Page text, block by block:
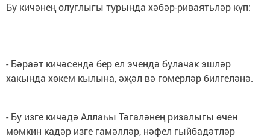
Бу кичәнең олуглыгы турында хәбәр-риваятьләр күп:
- Бәраәт кичәсендә бер ел эчендә булачак эшләр
хакында хөкем кылына, әҗәл вә гомерләр билгеләнә.
- Бу изге кичәдә Аллаһы Тәгаләнең ризалыгы өчен
мөмкин кадәр изге гамәлләр, нәфел гыйбадәтләр